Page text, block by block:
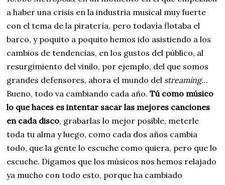
a haber una crisis en la industria musical muy fuerte
con el tema de la piratería, pero todavía flotaba el
barco, y poquito a poquito hemos ido asistiendo a los
cambios de tendencias, en los gustos del público, al
resurgimiento del vinilo, por ejemplo, del que somos
grandes defensores, ahora el mundo del streaming…
Bueno, todo va cambiando cada año.Tú como músico
lo que haces es intentar sacar las mejores canciones
en cada disco, grabarlas lo mejor posible, meterle
toda tu alma y luego, como cada dos años cambia
todo, que la gente lo escuche como quiera, pero que lo
escuche. Digamos que los músicos nos hemos relajado
ya mucho con todo esto, porque ha cambiado